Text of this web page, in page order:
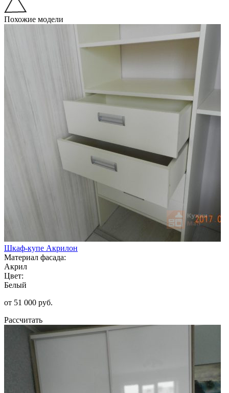
Похожие модели
Шкаф-купе Акрилон
Материал фасада:
Акрил
Цвет:
Белый
от 51 000 руб.
Рассчитать